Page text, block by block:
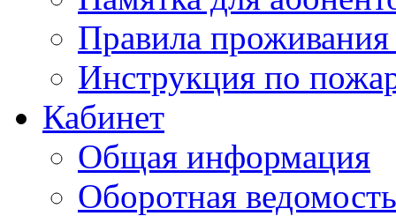
Правила
Инструкция по
Кабинет
Общая информация
Оборотная ведомость